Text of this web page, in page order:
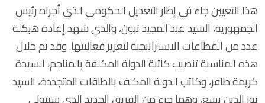
هذا التعيين جاء في إطار التعديل الحكومي الذي أجراه رئيس
الجمهورية، السيد عبد المجيد تبون، والذي شهد إعادة هيكلة
عدد من القطاعات الاستراتيجية لتعزيز فعاليتها. وقد تم خلال
هذه المناسبة تنصيب كاتبة الدولة المكلفة بالمناجم، السيدة
كريمة طافر، وكاتب الدولة المكلف بالطاقات المتجددة، السيد